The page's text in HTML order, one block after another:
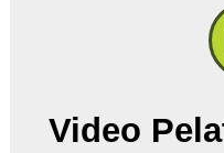
Video